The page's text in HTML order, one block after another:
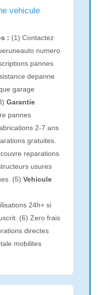
vehicule
: (1) Contactez
numero
pannes
depanne
garage
Garantie
pannes
2-7 ans
gratuites.
couvre reparations
usures
(5) Vehicule
24h+ si
(6) Zero frais
directes
mobilites